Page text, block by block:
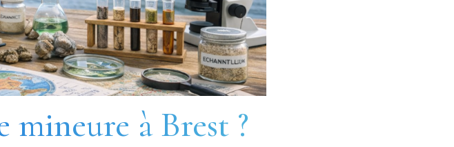
mineure à Brest ?